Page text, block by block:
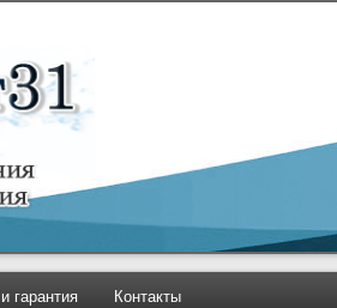
гарантия Контакты